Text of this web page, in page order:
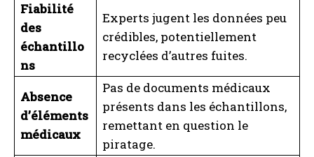
Fiabilité
des
échantillo
ns
Experts jugent les données peu
crédibles, potentiellement
recyclées d’autres fuites.
Absence
d’éléments
médicaux
Pas de documents médicaux
présents dans les échantillons,
remettant en question le
piratage.